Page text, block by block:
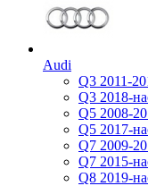
Audi
Q3 2011-
Q3 2018-
Q5 2008-
Q5 2017-
Q7 2009-
Q7 2015-
Q8 2019-